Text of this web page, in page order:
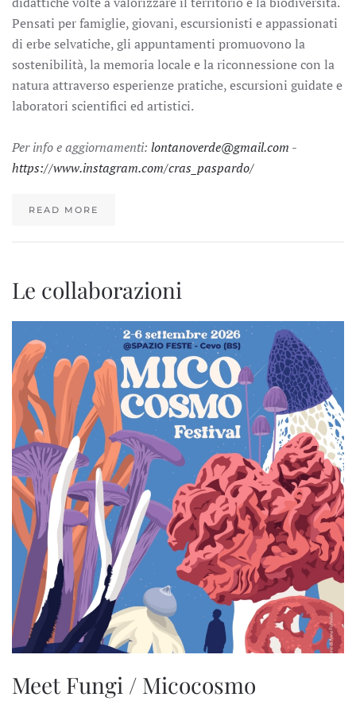
Pensati per famiglie, giovani, escursionisti e appassionati
di erbe selvatiche, gli appuntamenti promuovono la
sostenibilità, la memoria locale e la riconnessione con la
natura attraverso esperienze pratiche, escursioni guidate e
laboratori scientifici ed artistici.
Per info e aggiornamenti: lontanoverde@gmail.com -
https://www.instagram.com/cras_paspardo/
READ MORE
Le collaborazioni
Meet Fungi / Micocosmo